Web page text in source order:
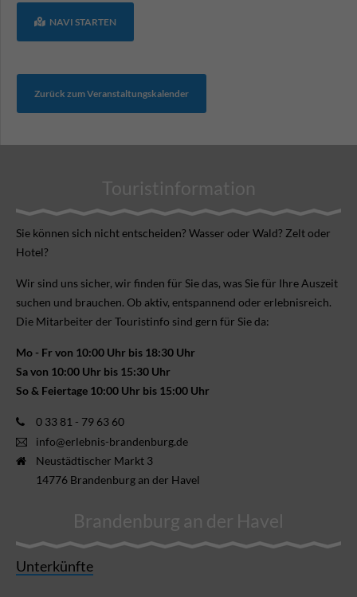
NAVI STARTEN
Zurück zum Veranstaltungskalender
Touristinformation
Sie können sich nicht ent­scheiden? Wasser oder Wald? Zelt oder
Hotel?
Wir sind uns sicher, wir finden für Sie das, was Sie für Ihre Aus­zeit
suchen und brauchen. Ob aktiv, ent­spannend oder erlebnis­reich.
Die Mitarbeiter der Touristinfo sind gern für Sie da:
Mo - Fr von 10:00 Uhr bis 18:30 Uhr
Sa von 10:00 Uhr bis 15:30 Uhr
So & Feiertage 10:00 Uhr bis 15:00 Uhr
0 33 81 - 79 63 60
info@erlebnis-brandenburg.de
Neustädtischer Markt 3
14776 Brandenburg an der Havel
Brandenburg an der Havel
Unterkünfte